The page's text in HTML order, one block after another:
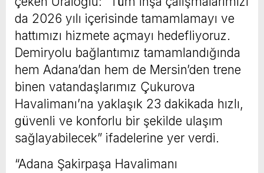
da 2026 yılı içerisinde tamamlamayı ve
hattımızı hizmete açmayı hedefliyoruz.
Demiryolu bağlantımız tamamlandığında
hem Adana’dan hem de Mersin’den trene
binen vatandaşlarımız Çukurova
Havalimanı’na yaklaşık 23 dakikada hızlı,
güvenli ve konforlu bir şekilde ulaşım
sağlayabilecek” ifadelerine yer verdi.
“Adana Şakirpaşa Havalimanı